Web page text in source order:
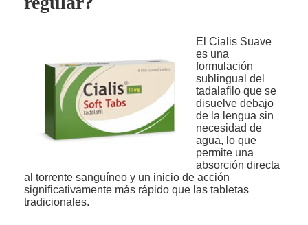
El Cialis Suave
es una
formulación
sublingual del
tadalafilo que se
disuelve debajo
de la lengua sin
necesidad de
agua, lo que
permite una
absorción directa
al torrente sanguíneo y un inicio de acción
significativamente más rápido que las tabletas
tradicionales.